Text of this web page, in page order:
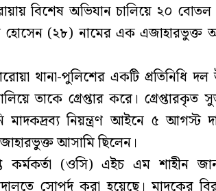
বিশেষ অভিযান চালিয়ে ২০ বোতল
(২৮) নামের এক এজাহারভুক্ত
থানা-পুলিশের একটি প্রতিনিধি
তাকে গ্রেপ্তার করে।
মাদকদ্রব্য নিয়ন্ত্রণ আইনে ৫ আগস্ট
আসামি ছিলেন।
কর্মকর্তা (ওসি) এইচ এম শাহীন